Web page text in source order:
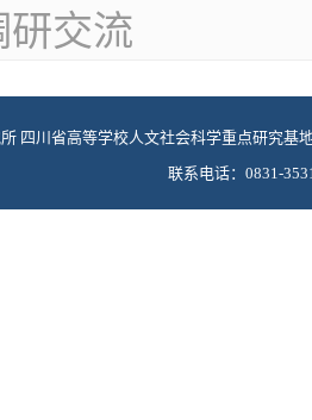
研交流
所 四川省高等学校人文社会科学重点研
联系电话：0831-